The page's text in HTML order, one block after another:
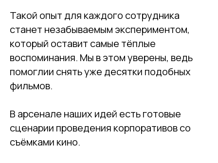
Такой опыт для каждого сотрудника
станет незабываемым экспериментом,
который оставит самые тёплые
воспоминания. Мы в этом уверены, ведь
помоглии снять уже десятки подобных
фильмов.
В арсенале наших идей есть готовые
сценарии проведения корпоративов со
съёмками кино.